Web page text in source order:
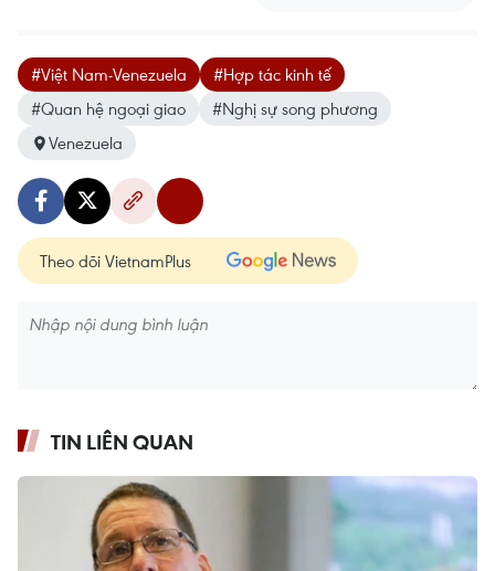
#Việt Nam-Venezuela
#Hợp tác kinh tế
#Quan hệ ngoại giao
#Nghị sự song phương
Venezuela
Theo dõi VietnamPlus
TIN LIÊN QUAN